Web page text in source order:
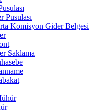
Pusulası
Komisyon Gider Belgesi
Saklama